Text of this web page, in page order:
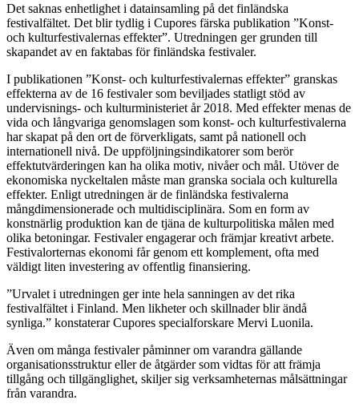
Det saknas enhetlighet i datainsamling på det finländska
festivalfältet. Det blir tydlig i Cupores färska publikation ”Konst-
och kulturfestivalernas effekter”. Utredningen ger grunden till
skapandet av en faktabas för finländska festivaler.
I publikationen ”Konst- och kulturfestivalernas effekter” granskas
effekterna av de 16 festivaler som beviljades statligt stöd av
undervisnings- och kulturministeriet år 2018. Med effekter menas de
vida och långvariga genomslagen som konst- och kulturfestivalerna
har skapat på den ort de förverkligats, samt på nationell och
internationell nivå. De uppföljningsindikatorer som berör
effektutvärderingen kan ha olika motiv, nivåer och mål. Utöver de
ekonomiska nyckeltalen måste man granska sociala och kulturella
effekter. Enligt utredningen är de finländska festivalerna
mångdimensionerade och multidisciplinära. Som en form av
konstnärlig produktion kan de tjäna de kulturpolitiska målen med
olika betoningar. Festivaler engagerar och främjar kreativt arbete.
Festivalorternas ekonomi får genom ett komplement, ofta med
väldigt liten investering av offentlig finansiering.
”Urvalet i utredningen ger inte hela sanningen av det rika
festivalfältet i Finland. Men likheter och skillnader blir ändå
synliga.” konstaterar Cupores specialforskare Mervi Luonila.
Även om många festivaler påminner om varandra gällande
organisationsstruktur eller de åtgärder som vidtas för att främja
tillgång och tillgänglighet, skiljer sig verksamheternas målsättningar
från varandra.